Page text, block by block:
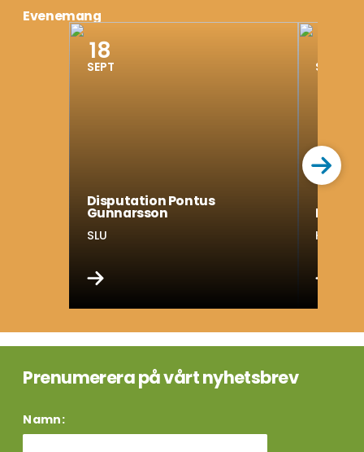
Evenemang
18
SEPT
Disputation Pontus
Gunnarsson
SLU
SEPT
KTH
Prenumerera på vårt nyhetsbrev
Namn: